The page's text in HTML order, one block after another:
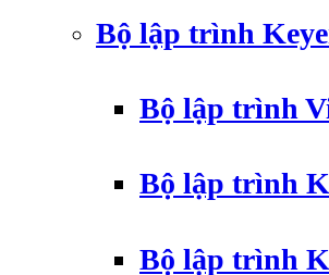
Bộ lập trình
Bộ lập trình
Bộ lập trình
Bộ lập trình